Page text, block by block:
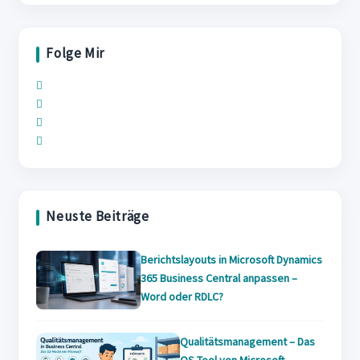
Folge Mir
tab
Neuste Beiträge
Berichtslayouts in Microsoft Dynamics
365 Business Central anpassen –
Word oder RDLC?
Qualitätsmanagement – Das